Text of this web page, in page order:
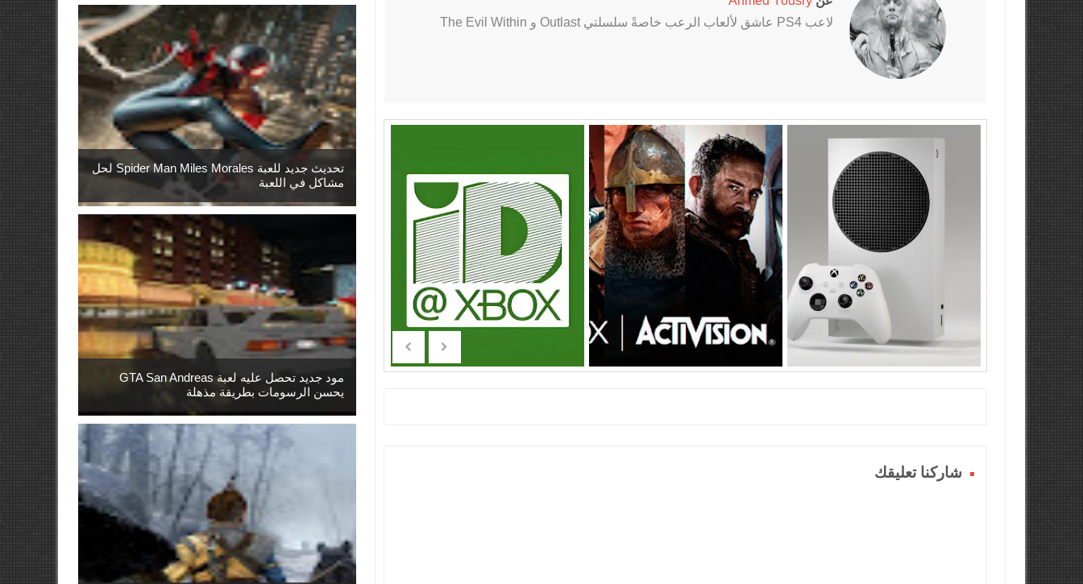
لاعب PS4 عاشق لألعاب الرعب خاصةً سلسلتي Outlast و The Evil Within
شاركنا تعليقك
تحديث جديد للعبة Spider Man Miles Morales لحل
مشاكل في اللعبة
مود جديد تحصل عليه لعبة GTA San Andreas
يحسن الرسومات بطريقة مذهلة